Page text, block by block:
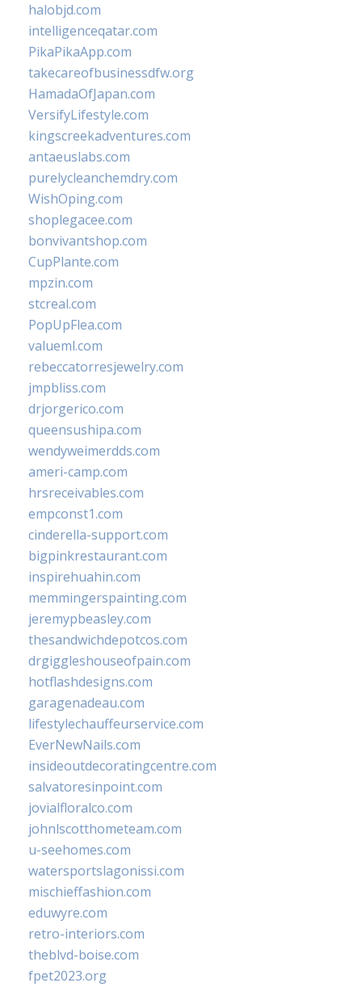
halobjd.com
intelligenceqatar.com
PikaPikaApp.com
takecareofbusinessdfw.org
HamadaOfJapan.com
VersifyLifestyle.com
kingscreekadventures.com
antaeuslabs.com
purelycleanchemdry.com
WishOping.com
shoplegacee.com
bonvivantshop.com
CupPlante.com
mpzin.com
stcreal.com
PopUpFlea.com
valueml.com
rebeccatorresjewelry.com
jmpbliss.com
drjorgerico.com
queensushipa.com
wendyweimerdds.com
ameri-camp.com
hrsreceivables.com
empconst1.com
cinderella-support.com
bigpinkrestaurant.com
inspirehuahin.com
memmingerspainting.com
jeremypbeasley.com
thesandwichdepotcos.com
drgiggleshouseofpain.com
hotflashdesigns.com
garagenadeau.com
lifestylechauffeurservice.com
EverNewNails.com
insideoutdecoratingcentre.com
salvatoresinpoint.com
jovialfloralco.com
johnlscotthometeam.com
u-seehomes.com
watersportslagonissi.com
mischieffashion.com
eduwyre.com
retro-interiors.com
theblvd-boise.com
fpet2023.org